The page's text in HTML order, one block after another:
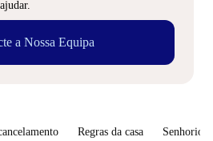
a Nossa Equipa
Regras da casa Senhorio